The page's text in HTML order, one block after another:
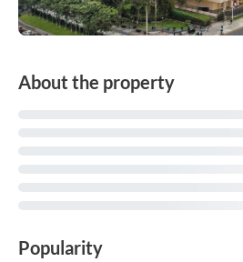
About the property
Popularity